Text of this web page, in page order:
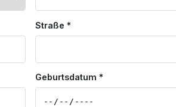
Straße *
Geburtsdatum *